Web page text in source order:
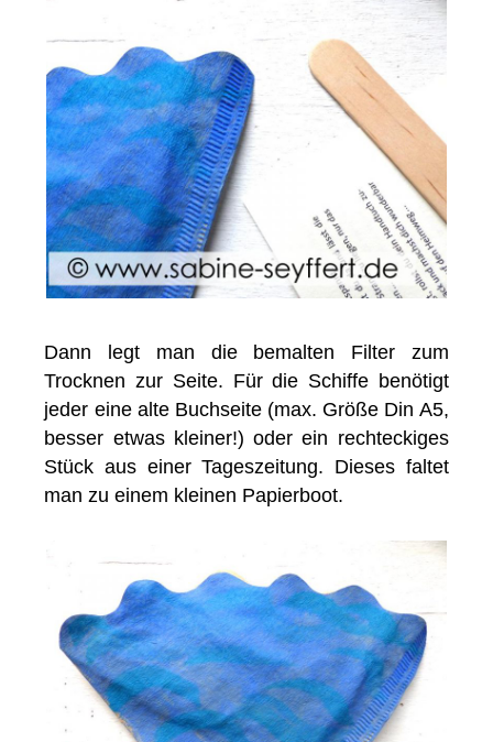
Dann legt man die bemalten Filter zum
Trocknen zur Seite. Für die Schiffe benötigt
jeder eine alte Buchseite (max. Größe Din A5,
besser etwas kleiner!) oder ein rechteckiges
Stück aus einer Tageszeitung. Dieses faltet
man zu einem kleinen Papierboot.